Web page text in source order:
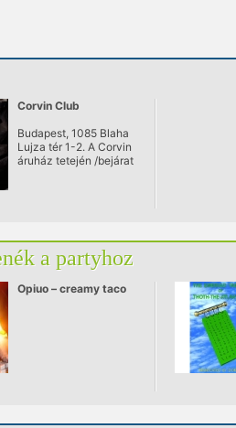
Corvin Club
Budapest, 1085 Blaha
Lujza tér 1-2. A Corvin
áruház tetején /bejárat
a partyhoz
Opiuo – creamy taco